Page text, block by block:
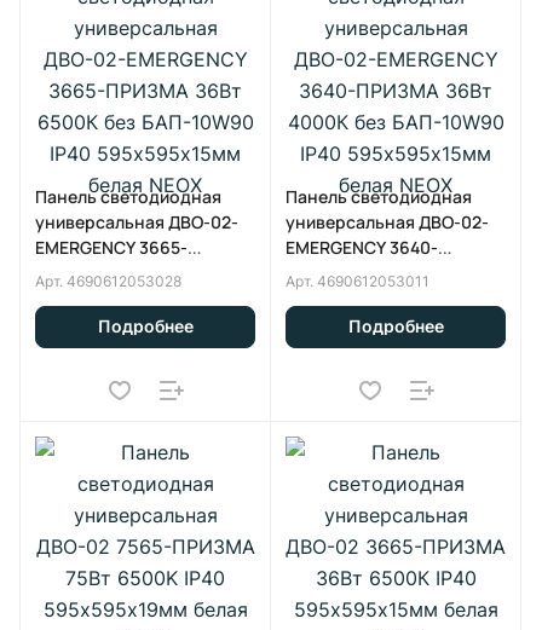
Панель светодиодная
универсальная ДВО-02-
EMERGENCY 3665-
ПРИЗМА 36Вт 6500К без
БАП-10W90 IP40
595х595x15мм белая NEOX
Арт. 4690612053028
Подробнее
Панель светодиодная
универсальная ДВО-02-
EMERGENCY 3640-
ПРИЗМА 36Вт 4000К без
БАП-10W90 IP40
595х595x15мм белая NEOX
Арт. 4690612053011
Подробнее